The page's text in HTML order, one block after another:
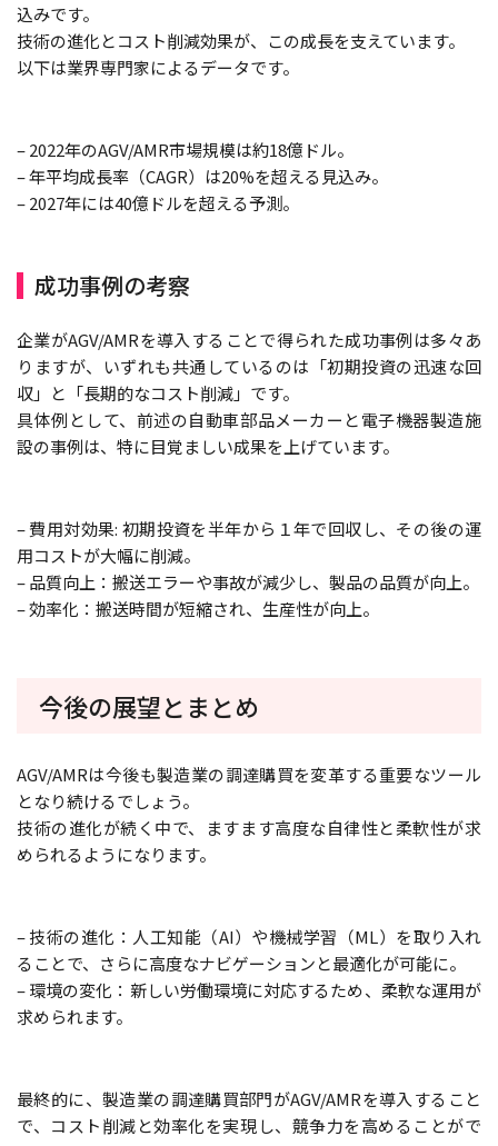
込みです。
技術の進化とコスト削減効果が、この成長を支えています。
以下は業界専門家によるデータです。
– 2022年のAGV/AMR市場規模は約18億ドル。
– 年平均成長率（CAGR）は20%を超える見込み。
– 2027年には40億ドルを超える予測。
成功事例の考察
企業がAGV/AMRを導入することで得られた成功事例は多々あ
りますが、いずれも共通しているのは「初期投資の迅速な回
収」と「長期的なコスト削減」です。
具体例として、前述の自動車部品メーカーと電子機器製造施
設の事例は、特に目覚ましい成果を上げています。
– 費用対効果: 初期投資を半年から１年で回収し、その後の運
用コストが大幅に削減。
– 品質向上：搬送エラーや事故が減少し、製品の品質が向上。
– 効率化：搬送時間が短縮され、生産性が向上。
今後の展望とまとめ
AGV/AMRは今後も製造業の調達購買を変革する重要なツール
となり続けるでしょう。
技術の進化が続く中で、ますます高度な自律性と柔軟性が求
められるようになります。
– 技術の進化：人工知能（AI）や機械学習（ML）を取り入れ
ることで、さらに高度なナビゲーションと最適化が可能に。
– 環境の変化：新しい労働環境に対応するため、柔軟な運用が
求められます。
最終的に、製造業の調達購買部門がAGV/AMRを導入すること
で、コスト削減と効率化を実現し、競争力を高めることがで